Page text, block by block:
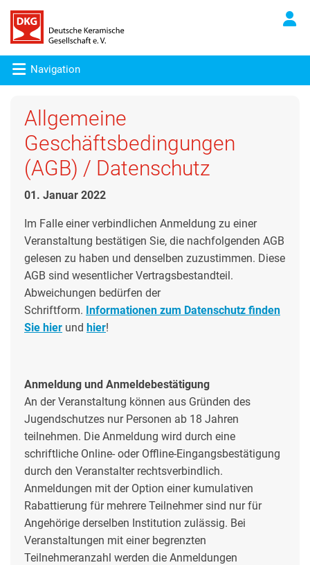
Navigation
Allgemeine
Geschäftsbedingungen
(AGB) / Datenschutz
01. Januar 2022
Im Falle einer verbindlichen Anmeldung zu einer
Veranstaltung bestätigen Sie, die nachfolgenden AGB
gelesen zu haben und denselben zuzustimmen. Diese
AGB sind wesentlicher Vertragsbestandteil.
Abweichungen bedürfen der
Schriftform. Informationen zum Datenschutz finden
Sie hier und hier!
Anmeldung und Anmeldebestätigung
An der Veranstaltung können aus Gründen des
Jugendschutzes nur Personen ab 18 Jahren
teilnehmen. Die Anmeldung wird durch eine
schriftliche Online- oder Offline-Eingangsbestätigung
durch den Veranstalter rechtsverbindlich.
Anmeldungen mit der Option einer kumulativen
Rabattierung für mehrere Teilnehmer sind nur für
Angehörige derselben Institution zulässig. Bei
Veranstaltungen mit einer begrenzten
Teilnehmeranzahl werden die Anmeldungen